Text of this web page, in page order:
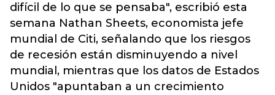
difícil de lo que se pensaba", escribió esta
semana Nathan Sheets, economista jefe
mundial de Citi, señalando que los riesgos
de recesión están disminuyendo a nivel
mundial, mientras que los datos de Estados
Unidos "apuntaban a un crecimiento